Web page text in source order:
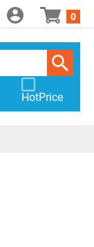
0
HotPrice